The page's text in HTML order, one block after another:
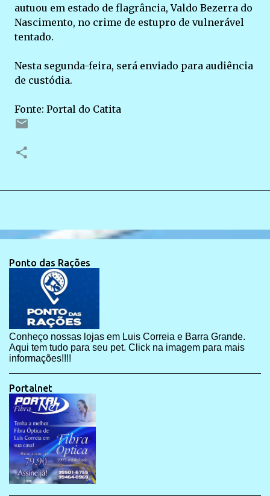
autuou em estado de flagrância, Valdo Bezerra do
Nascimento, no crime de estupro de vulnerável
tentado.
Nesta segunda-feira, será enviado para audiência
de custódia.
Fonte: Portal do Catita
Ponto das Rações
Conheço nossas lojas em Luis Correia e Barra Grande.
Aqui tem tudo para seu pet. Click na imagem para mais
informações!!!!
Portalnet